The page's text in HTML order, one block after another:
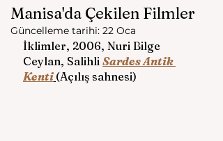
Manisa'da Çekilen Filmler
Güncelleme tarihi: 22 Oca
İklimler, 2006, Nuri Bilge
Ceylan, Salihli Sardes Antik
Kenti (Açılış sahnesi)